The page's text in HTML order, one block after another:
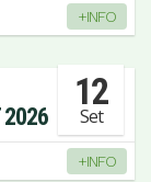
+INFO
12
Set
2026
+INFO